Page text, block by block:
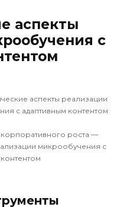
аспекты
с
корпоративного роста —
микрообучения с